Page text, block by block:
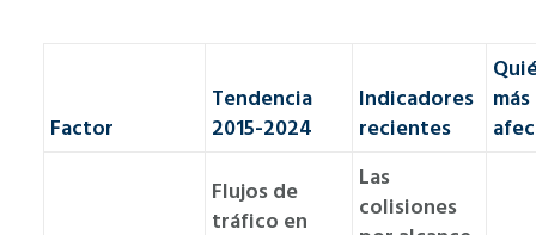
Factor
Tendencia
2015-2024
Indicadores
recientes
más
Flujos de
tráfico en
Las
colisiones